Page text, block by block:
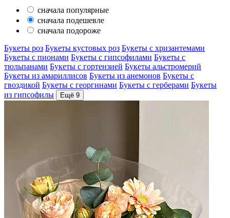
сначала популярные
сначала подешевле
сначала подороже
Букеты роз Букеты кустовых роз Букеты с хризантемами
Букеты с пионами Букеты с гипсофилами Букеты с
тюльпанами Букеты с гортензией Букеты альстромерий
Букеты из амариллисов Букеты из анемонов Букеты с
гвоздикой Букеты с георгинами Букеты с герберами Букеты
из гипсофилы
Ещё 9